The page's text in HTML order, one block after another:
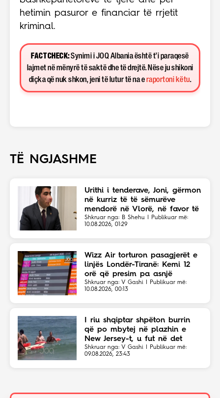
hetimin pasuror e financiar të rrjetit
kriminal.
FACT CHECK:Synimi i JOQ Albania është t’i paraqesë
lajmet në mënyrë të saktë dhe të drejtë. Nëse ju shikoni
diçka që nuk shkon, jeni të lutur të na e raportoni këtu.
TË NGJASHME
Urithi i tenderave, Joni, gërmon
në kurriz të të sëmurëve
mendorë në Vlorë, në favor të
Eriola Likajt të “Clean Fast”.
Shkruar nga: B Shehu | Publikuar më:
10.08.2026, 01:29
Wizz Air torturon pasagjerët e
linjës Londër-Tiranë: Kemi 12
orë që presim pa asnjë
shpjegim!
Shkruar nga: V Gashi | Publikuar më:
10.08.2026, 00:13
I riu shqiptar shpëton burrin
që po mbytej në plazhin e
New Jersey-t, u fut në det
sapo dëgjoi thirrjet për ndihmë
Shkruar nga: V Gashi | Publikuar më:
09.08.2026, 23:43